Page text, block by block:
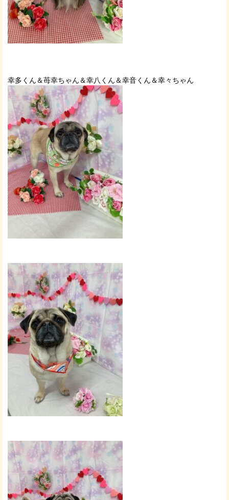
幸多くん＆苺幸ちゃん＆幸八くん＆幸音くん＆幸々ちゃん